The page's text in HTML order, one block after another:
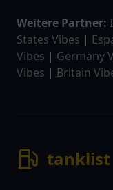
Weitere Partner:
States Vibes |
Vibes | Germany
Vibes | Britain
tanklist